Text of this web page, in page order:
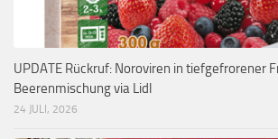
UPDATE Rückruf: Noroviren in tiefgefrorener
Beerenmischung via Lidl
24 JULI, 2026